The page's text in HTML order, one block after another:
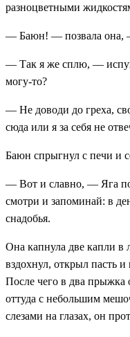
разноцветными
— Баюн! — позвала она,
— Так я же сплю, —
могу-то?
— Не доводи до греха,
сюда или я за себя не
Баюн спрыгнул с печи и
— Вот и славно, — Яга
смотри и запоминай: в
снадобья.
Она капнула две капли в
вздохнул, открыл пасть
После чего в два прыжка
оттуда с небольшим
слезами на глазах, он